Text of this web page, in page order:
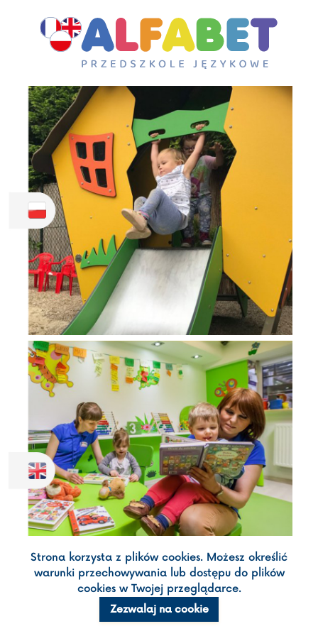
Strona korzysta z plików cookies. Możesz określić
warunki przechowywania lub dostępu do plików
cookies w Twojej przeglądarce.
Zezwalaj na cookie